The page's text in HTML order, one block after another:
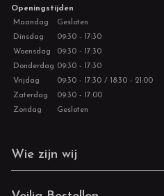
Openingstijden
Maandag
Gesloten
Dinsdag
09:30 - 17:30
Woensdag
09:30 - 17:30
Donderdag 09:30 - 17:30
Vrijdag
09:30 - 17:30 / 18:30 - 21:00
Zaterdag
09:30 - 17:00
Zondag
Gesloten
Wie zijn wij